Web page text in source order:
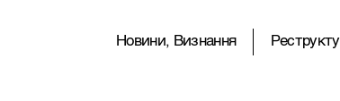
Новини, Визнання